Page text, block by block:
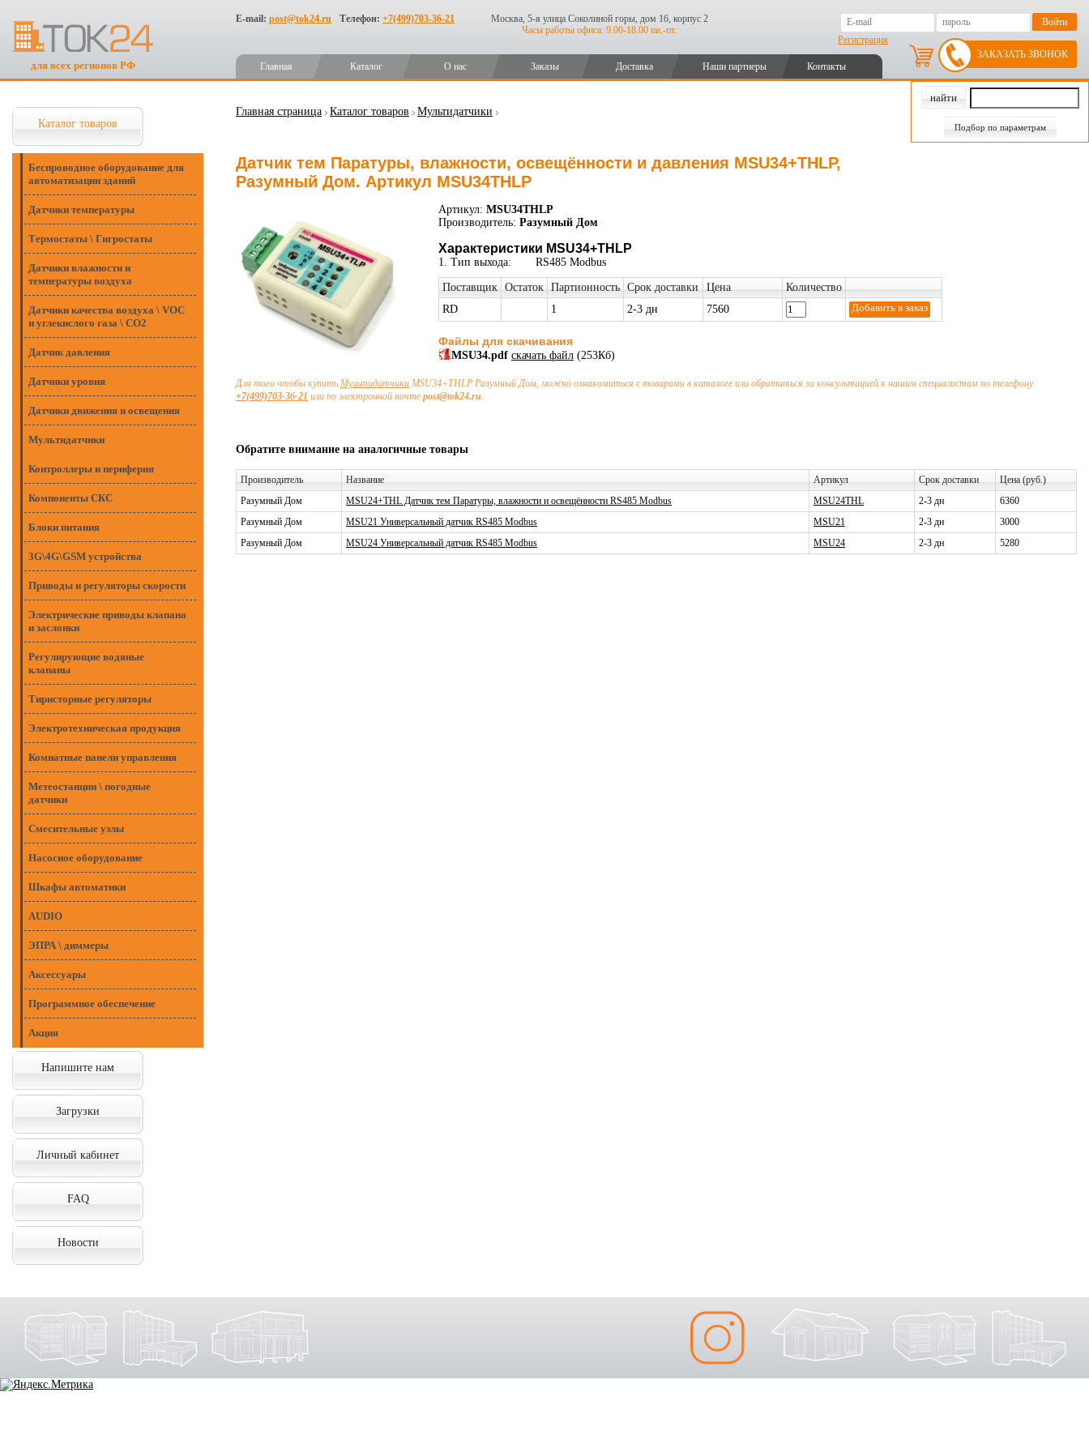
для всех регионов РФ
E-mail: post@tok24.ru Телефон: +7(499)703-36-21
Москва, 5-я улица Соколиной горы, дом 16, корпус 2
Часы работы офиса: 9.00-18.00 пн.-пт.
Регистрация
Главная Каталог О нас Заказы Доставка Наши партнеры Контакты
ЗАКАЗАТЬ ЗВОНОК
Подбор по параметрам
Каталог товаров
Беспроводное оборудование для
автоматизации зданий
Датчики температуры
Термостаты \ Гигростаты
Датчики влажности и
температуры воздуха
Датчики качества воздуха \ VOC
и углекислого газа \ CO2
Датчик давления
Датчики уровня
Датчики движения и освещения
Мультидатчики
Контроллеры и периферия
Компоненты СКС
Блоки питания
3G\4G\GSM устройства
Приводы и регуляторы скорости
Электрические приводы клапана
и заслонки
Регулирующие водяные
клапаны
Тиристорные регуляторы
Электротехническая продукция
Комнатные панели управления
Метеостанции \ погодные
датчики
Смесительные узлы
Насосное оборудование
Шкафы автоматики
AUDIO
ЭПРА \ диммеры
Аксессуары
Программное обеспечение
Акция
Напишите нам
Загрузки
Личный кабинет
FAQ
Новости
Главная страница Каталог товаров Мультидатчики
Датчик тем Паратуры, влажности, освещённости и давления MSU34+THLP,
Разумный Дом. Артикул MSU34THLP
Артикул: MSU34THLP
Производитель: Разумный Дом
Характеристики MSU34+THLP
1. Тип выхода: RS485 Modbus
Поставщик Остаток Партионность Срок доставки Цена
Количество
RD
1 2-3 дн 7560
Файлы для скачивания
MSU34.pdf скачать файл(253Кб)
Для того чтобы купить МультидатчикиMSU34+THLP Разумный Дом, можно ознакомиться с товарами в каталоге или обратиться за консультацией к нашим специалистам по телефону
+7(499)703-36-21 или по электронной почте post@tok24.ru.
Обратите внимание на аналогичные товары
Производитель Название Артикул Срок доставки
Цена (руб.)
Разумный Дом
MSU24+THL Датчик тем Паратуры, влажности и освещённости RS485 Modbus MSU24THL 2-3 дн
6360
Разумный Дом
MSU21 Универсальный датчик RS485 Modbus MSU21 2-3 дн
3000
Разумный Дом
MSU24 Универсальный датчик RS485 Modbus MSU24 2-3 дн 5280